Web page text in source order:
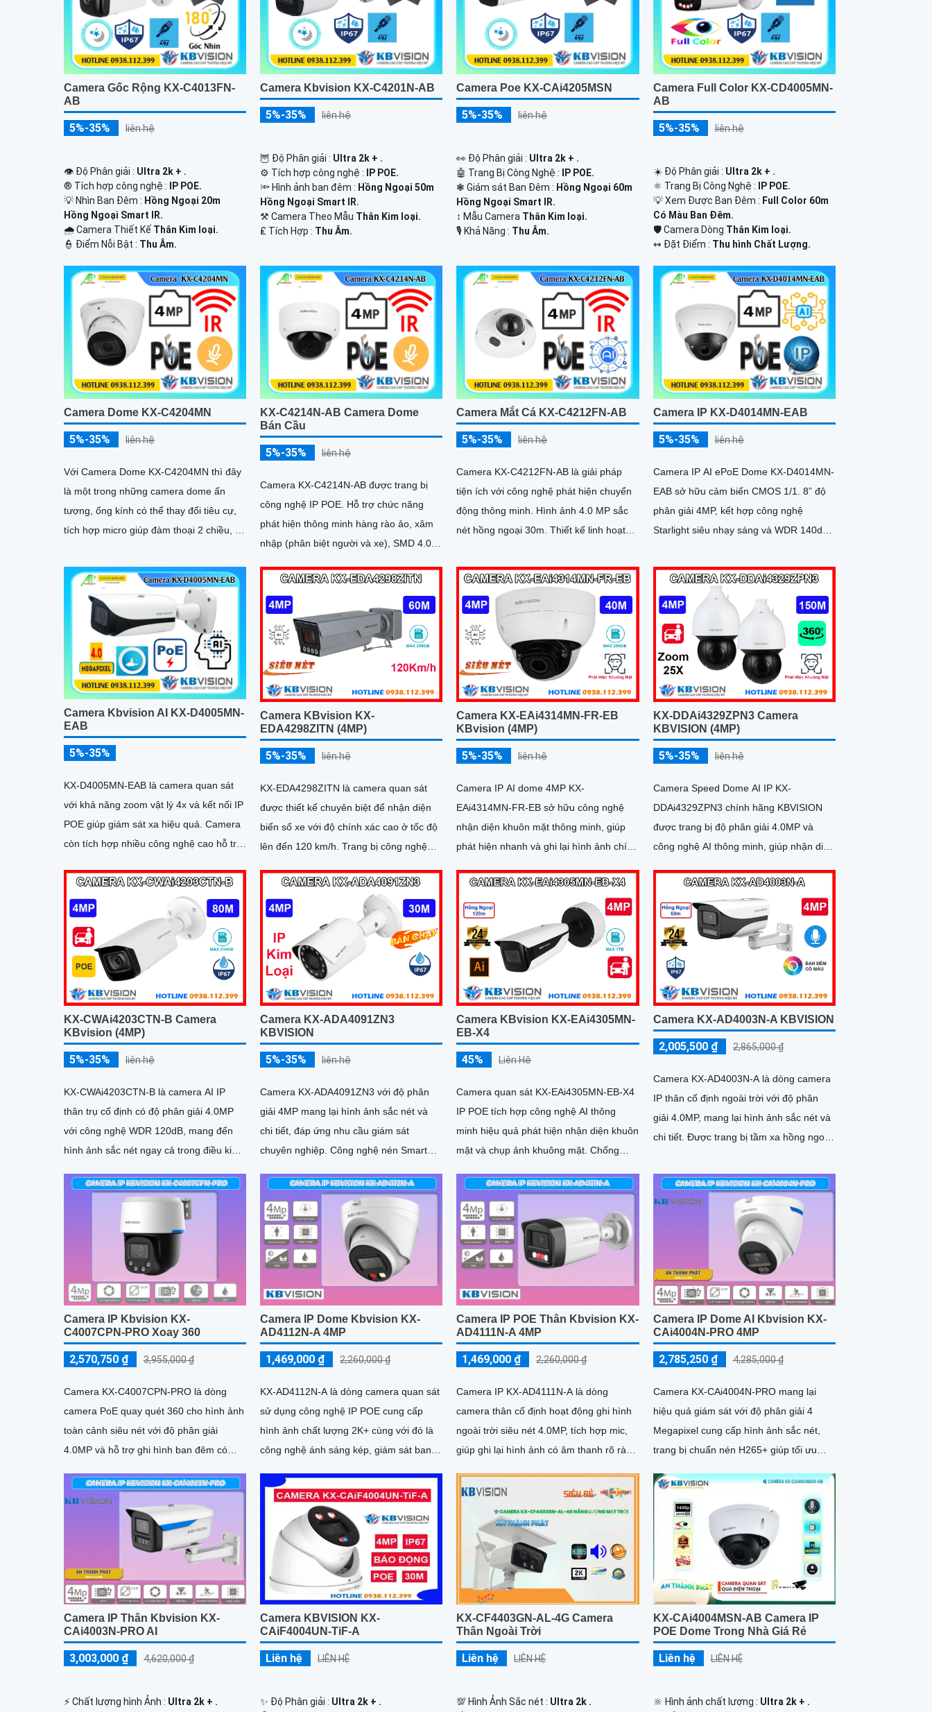
Camera Gốc Rộng KX-C4013FN-
AB
5%-35% liên hệ
👁 Độ Phân giải : Ultra 2k + .
®️ Tích hợp công nghệ :
IP POE.
💡 Nhìn Ban Đêm : Hồng Ngoại 20m
Hồng Ngoại Smart IR.
🌧️ Camera Thiết Kế Thân Kim loại.
️👮 Điểm Nỗi Bật : Thu Âm.
Camera Kbvision KX-C4201N-AB
5%-35% liên hệ
🦉 Độ Phân giải : Ultra 2k + .
⚙ Tích hợp công nghệ :
IP POE.
🔦 Hình ảnh ban đêm : Hồng Ngoại 50m
Hồng Ngoại Smart IR.
⚒ Camera Theo Mẫu Thân Kim loại.
️₤ Tích Hợp : Thu Âm.
Camera Poe KX-CAi4205MSN
5%-35% liên hệ
️👀 Độ Phân giải : Ultra 2k + .
🤖️ Trang Bị Công Nghệ :
IP POE.
❃ Giám sát Ban Đêm : Hồng Ngoại 60m
Hồng Ngoại Smart IR.
↕️ Mẫu Camera Thân Kim loại.
️🎙 Khả Năng : Thu Âm.
Camera Full Color KX-CD4005MN-
AB
5%-35% liên hệ
☀️ Độ Phân giải : Ultra 2k + .
⚛️ Trang Bị Công Nghệ :
IP POE.
💡 Xem Được Ban Đêm : Full Color 60m
Có Màu Ban Ðêm.
🛡 Camera Dòng Thân Kim loại.
️↭ Đặt Điểm : Thu hình Chất Lượng.
Camera Dome KX-C4204MN
5%-35% liên hệ
Với Camera Dome KX-C4204MN thì đây
là một trong những camera dome ấn
tượng, ống kính có thể thay đổi tiêu cự,
tích hợp micro giúp đàm thoại 2 chiều, hỗ
256GB, nhìn ban đêm bằng hồng ngoại
lên đến 40m
KX-C4214N-AB Camera Dome
Bán Cầu
5%-35% liên hệ
Camera KX-C4214N-AB được trang bị
công nghệ IP POE. Hỗ trợ chức năng
phát hiện thông minh hàng rào ảo, xâm
nhập (phân biệt người và xe), SMD 4.0.
Camera Mắt Cá KX-C4212FN-AB
5%-35% liên hệ
Camera KX-C4212FN-AB là giải pháp
tiện ích với công nghệ phát hiện chuyển
động thông minh. Hình ảnh 4.0 MP sắc
nét hồng ngoại 30m. Thiết kế linh hoạt
Camera IP KX-D4014MN-EAB
5%-35% liên hệ
Camera IP AI ePoE Dome KX-D4014MN-
EAB sở hữu cảm biến CMOS 1/1. 8” độ
phân giải 4MP, kết hợp công nghệ
Starlight siêu nhạy sáng và WDR 140dB,
Camera Kbvision AI KX-D4005MN-
EAB
5%-35%
KX-D4005MN-EAB là camera quan sát
với khả năng zoom vật lý 4x và kết nối IP
POE giúp giám sát xa hiệu quả. Camera
còn tích hợp nhiều công nghệ cao hỗ trợ
vật thể, phân tích người, xe, biển số,
SMD3
Camera KBvision KX-
EDA4298ZITN (4MP)
5%-35% liên hệ
KX-EDA4298ZITN là camera quan sát
được thiết kế chuyên biệt để nhận diện
biển số xe với độ chính xác cao ở tốc độ
lên đến 120 km/h. Trang bị công nghệ
khoảng cách nhận diện lý tưởng từ 8–
20m, camera mang đến hình ảnh sắc nét
trong mọi điều kiện ánh sáng
Camera KX-EAi4314MN-FR-EB
KBvision (4MP)
5%-35% liên hệ
Camera IP AI dome 4MP KX-
EAi4314MN-FR-EB sở hữu công nghệ
nhận diện khuôn mặt thông minh, giúp
phát hiện nhanh và ghi lại hình ảnh chính
ngược sáng WDR 140dB, camera đảm
bảo chất lượng hình ảnh vượt trội trong
mọi điều kiện
KX-DDAi4329ZPN3 Camera
KBVISION (4MP)
5%-35% liên hệ
Camera Speed Dome AI IP KX-
DDAi4329ZPN3 chính hãng KBVISION
được trang bị độ phân giải 4.0MP và
công nghệ AI thông minh, giúp nhận diện
chính xác
KX-CWAi4203CTN-B Camera
KBvision (4MP)
5%-35% liên hệ
KX-CWAi4203CTN-B là camera AI IP
thân trụ cố định có độ phân giải 4.0MP
với công nghệ WDR 120dB, mang đến
hình ảnh sắc nét ngay cả trong điều kiện
Camera KX-ADA4091ZN3
KBVISION
5%-35% liên hệ
Camera KX-ADA4091ZN3 với độ phân
giải 4MP mang lại hình ảnh sắc nét và
chi tiết, đáp ứng nhu cầu giám sát
chuyên nghiệp. Công nghệ nén Smart
Camera KBvision KX-EAi4305MN-
EB-X4
45% Liên Hệ
Camera quan sát KX-EAi4305MN-EB-X4
IP POE tích hợp công nghệ AI thông
minh hiệu quả phát hiện nhận diện khuôn
mặt và chụp ảnh khuông mặt. Chống
dù ở đâu xử lý hình ảnh tốt nhận dạng
khuôn mặt ban đêm ONVIF
Camera KX-AD4003N-A KBVISION
2,005,500 ₫ 2,865,000 ₫
Camera KX-AD4003N-A là dòng camera
IP thân cố định ngoài trời với độ phân
giải 4.0MP, mang lại hình ảnh sắc nét và
chi tiết. Được trang bị tầm xa hồng ngoại
Camera IP Kbvision KX-
C4007CPN-PRO Xoay 360
2,570,750 ₫ 3,955,000 ₫
Camera KX-C4007CPN-PRO là dòng
camera PoE quay quét 360 cho hình ảnh
toàn cảnh siêu nét với độ phân giải
4.0MP và hỗ trợ ghi hình ban đêm có
Camera IP Dome Kbvision KX-
AD4112N-A 4MP
1,469,000 ₫ 2,260,000 ₫
KX-AD4112N-A là dòng camera quan sát
sử dụng công nghệ IP POE cung cấp
hình ảnh chất lượng 2K+ cùng với đó là
công nghệ ánh sáng kép, giám sát ban
camera IP KX-AD4112N-A còn được
nâng cao khả năng bảo vệ an ninh với
trang bị tính năng phát hiện người chính
Camera IP POE Thân Kbvision KX-
AD4111N-A 4MP
1,469,000 ₫ 2,260,000 ₫
Camera IP KX-AD4111N-A là dòng
camera thân cố định hoạt động ghi hình
ngoài trời siêu nét 4.0MP, tích hợp mic,
giúp ghi lại hình ảnh có âm thanh rõ ràng
Camera IP Dome AI Kbvision KX-
CAi4004N-PRO 4MP
2,785,250 ₫ 4,285,000 ₫
Camera KX-CAi4004N-PRO mang lại
hiệu quả giám sát với độ phân giải 4
Megapixel cung cấp hình ảnh sắc nét,
trang bị chuẩn nén H265+ giúp tối ưu
Bên cạnh đó camera còn đem lại khả
năng phát hiện thông minh như hàng rào
ảo, xâm nhập, và phân biệt người/xe
(SMD Plus) bảo vệ an ninh hiệu quả
Camera IP Thân Kbvision KX-
CAi4003N-PRO AI
3,003,000 ₫ 4,620,000 ₫
️⚡ Chất lượng hình Ảnh : Ultra 2k + .
Camera KBVISION KX-
CAiF4004UN-TiF-A
Liên hệ LIÊN HỆ
✨ Độ Phân giải : Ultra 2k + .
KX-CF4403GN-AL-4G Camera
Thân Ngoài Trời
Liên hệ LIÊN HỆ
💯 Hình Ảnh Sắc nét : Ultra 2k .
KX-CAi4004MSN-AB Camera IP
POE Dome Trong Nhà Giá Rẻ
Liên hệ LIÊN HỆ
🔆 Hình ảnh chất lượng : Ultra 2k + .